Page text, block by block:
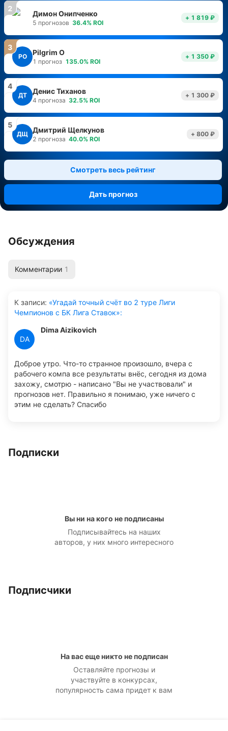
2
Димон Онипченко
5 прогнозов 36.4% ROI
+ 1 819 ₽
3
PO Pilgrim O
1 прогноз 135.0% ROI
+ 1 350 ₽
4
ДТ Денис Тиханов
4 прогноза 32.5% ROI
+ 1 300 ₽
5
ДЩ Дмитрий Щелкунов
2 прогноза 40.0% ROI
+ 800 ₽
Смотреть весь рейтинг
Дать прогноз
Обсуждения
Комментарии 1
К записи: «Угадай точный счёт во 2 туре Лиги
Чемпионов с БК Лига Ставок»:
DA
Dima Aizikovich
Доброе утро. Что-то странное произошло, вчера с
рабочего компа все результаты внёс, сегодня из дома
захожу, смотрю - написано "Вы не участвовали" и
прогнозов нет. Правильно я понимаю, уже ничего с
этим не сделать? Спасибо
Подписки
Вы ни на кого не подписаны
Подписывайтесь на наших
авторов, у них много интересного
Подписчики
На вас еще никто не подписан
Оставляйте прогнозы и
участвуйте в конкурсах,
популярность сама придет к вам